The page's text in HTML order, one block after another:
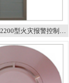
狮岛JB-QG-SD2200型火灾报警控制器（联动型）